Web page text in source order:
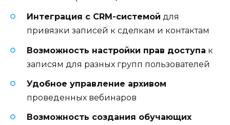
Интеграция с CRM-системой для
привязки записей к сделкам и контактам
Возможность настройки прав доступа к
записям для разных групп пользователей
Удобное управление архивом
проведенных вебинаров
Возможность создания обучающих